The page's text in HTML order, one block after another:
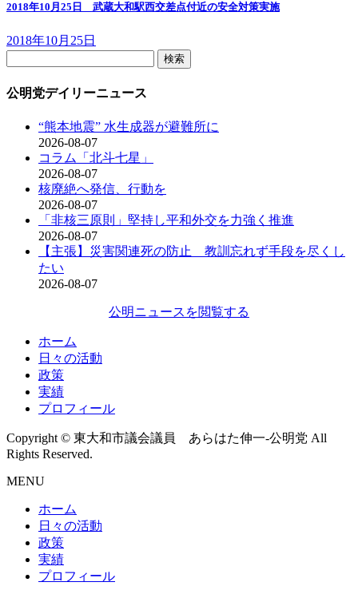
2018年10月25日 武蔵大和駅西交差点付近の安全対策実施
2018年10月25日
公明党デイリーニュース
“熊本地震” 水生成器が避難所に
2026-08-07
コラム「北斗七星」
2026-08-07
核廃絶へ発信、行動を
2026-08-07
「非核三原則」堅持し平和外交を力強く推進
2026-08-07
【主張】災害関連死の防止 教訓忘れず手段を尽くし
たい
2026-08-07
公明ニュースを閲覧する
ホーム
日々の活動
政策
実績
プロフィール
Copyright © 東大和市議会議員 あらはた伸一-公明党 All
Rights Reserved.
MENU
ホーム
日々の活動
政策
実績
プロフィール